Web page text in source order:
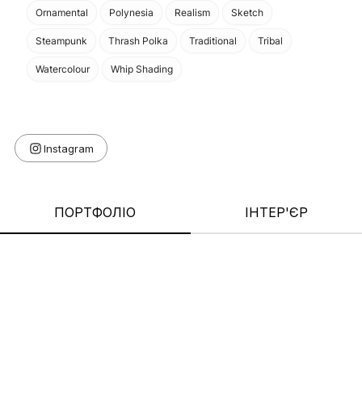
Ornamental Polynesia Realism Sketch
Steampunk Thrash Polka Traditional Tribal
Watercolour Whip Shading
ПОРТФОЛІО ІНТЕР'ЄР